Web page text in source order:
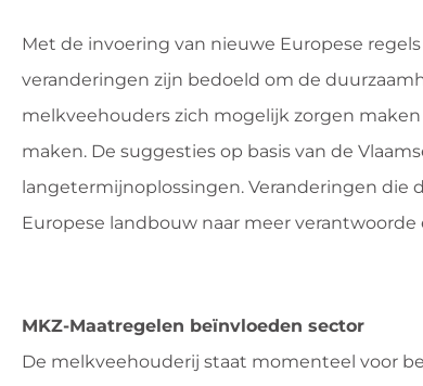
Met de invoering van nieuwe Europese
veranderingen zijn bedoeld om de
melkveehouders zich mogelijk zorgen
maken. De suggesties op basis van de
langetermijnoplossingen. Veranderingen die
Europese landbouw naar meer
MKZ-Maatregelen beïnvloeden sector
De melkveehouderij staat momenteel voor